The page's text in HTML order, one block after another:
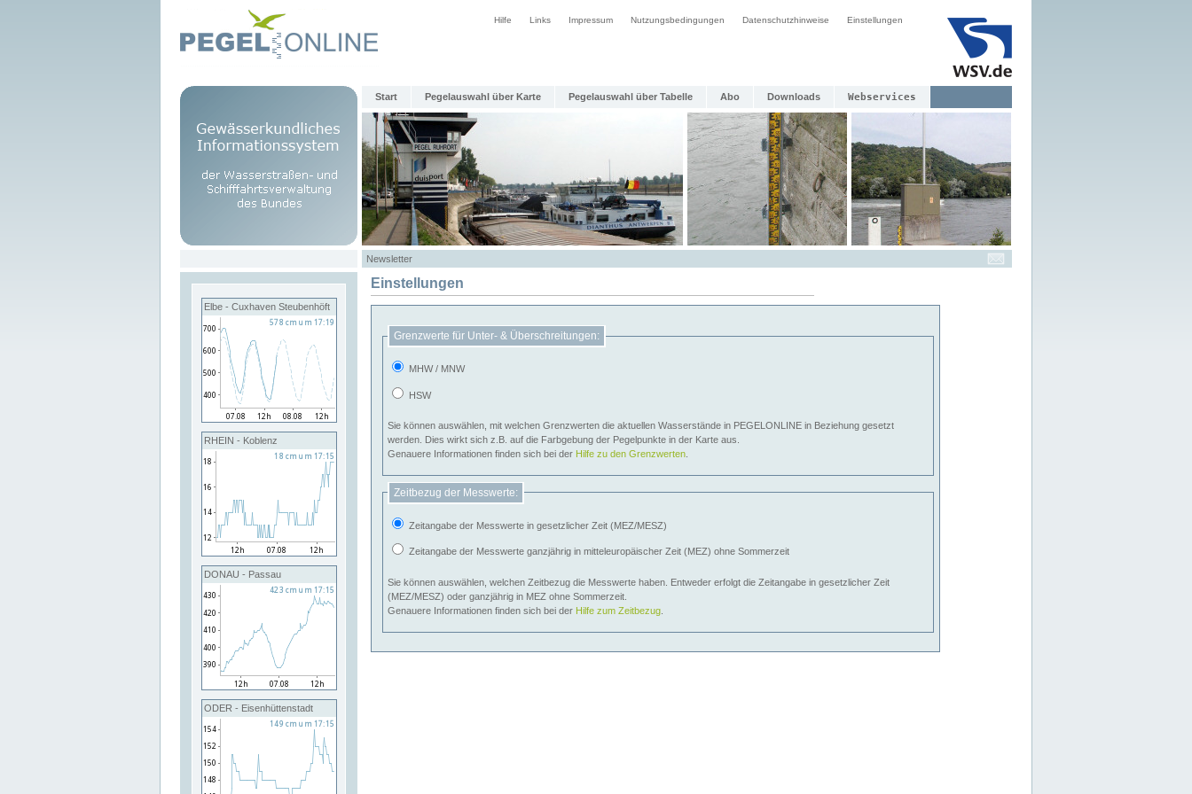
Hilfe Links Impressum Nutzungsbedingungen Datenschutzhinweise Einstellungen
Start Pegelauswahl über Karte Pegelauswahl über Tabelle Abo Downloads Webservices
Newsletter
Elbe - Cuxhaven Steubenhöft
RHEIN - Koblenz
DONAU - Passau
ODER - Eisenhüttenstadt
Einstellungen
Grenzwerte für Unter- & Überschreitungen:
MHW / MNW
HSW
Sie können auswählen, mit welchen Grenzwerten die aktuellen Wasserstände in PEGELONLINE in Beziehung gesetzt
werden. Dies wirkt sich z.B. auf die Farbgebung der Pegelpunkte in der Karte aus.
Genauere Informationen finden sich bei der Hilfe zu den Grenzwerten
Zeitbezug der Messwerte:
Zeitangabe der Messwerte in gesetzlicher Zeit (MEZ/MESZ)
Zeitangabe der Messwerte ganzjährig in mitteleuropäischer Zeit (MEZ) ohne Sommerzeit
Sie können auswählen, welchen Zeitbezug die Messwerte haben. Entweder erfolgt die Zeitangabe in gesetzlicher Zeit
(MEZ/MESZ) oder ganzjährig in MEZ ohne Sommerzeit.
Genauere Informationen finden sich bei der Hilfe zum Zeitbezug